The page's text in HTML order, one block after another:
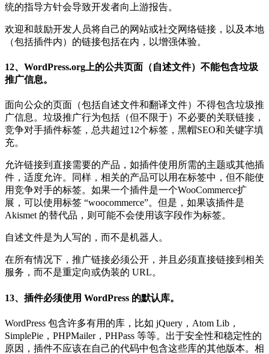
统的指导方针会导致开发者向上游报告。
欢迎和鼓励开发人员将自己的网站或社交网络链接，以及本地
（包括插件内）的链接包括在内，以增强体验。
12、WordPress.org上的公共页面（自述文件）不能包含垃圾
推广信息。
面向公众的页面（包括自述文件和翻译文件）不得包含垃圾推
广信息。垃圾推广行为包括（但不限于）不必要的关联链接，
竞争对手插件标签，总共超过12个标签，黑帽SEO和关键字填
充。
允许链接到直接需要的产品，如插件使用所需的主题或其他插
件，适度允许。同样，相关的产品可以用在标签中，但不能使
用竞争对手的标签。如果一个插件是一个WooCommerce扩
展，可以使用标签 “woocommerce”。但是，如果该插件是
Akismet 的替代品，则可能不会使用该字段作为标签。
自述文件是为人写的，而不是机器人。
在所有情况下，推广链接必须公开，并且必须直接链接到相关
服务，而不是重定向或伪装的 URL。
13、插件必须使用 WordPress 的默认库。
WordPress 包含许多有用的库，比如 jQuery，Atom Lib，
SimplePie，PHPMailer，PHPass 等等。出于安全性和稳定性的
原因，插件不应该在自己的代码中包含这些库的其他版本。相